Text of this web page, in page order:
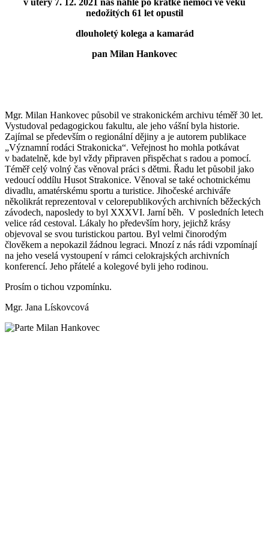
v úterý 7. 12. 2021 nás náhle po krátké nemoci ve věku
nedožitých 61 let opustil
dlouholetý kolega a kamarád
pan Milan Hankovec
Mgr. Milan Hankovec působil ve strakonickém archivu téměř 30 let.
Vystudoval pedagogickou fakultu, ale jeho vášní byla historie.
Zajímal se především o regionální dějiny a je autorem publikace
„Významní rodáci Strakonicka“. Veřejnost ho mohla potkávat
v badatelně, kde byl vždy připraven přispěchat s radou a pomocí.
Téměř celý volný čas věnoval práci s dětmi. Řadu let působil jako
vedoucí oddílu Husot Strakonice. Věnoval se také ochotnickému
divadlu, amatérskému sportu a turistice. Jihočeské archiváře
několikrát reprezentoval v celorepublikových archivních běžeckých
závodech, naposledy to byl XXXVI. Jarní běh. V posledních letech
velice rád cestoval. Lákaly ho především hory, jejichž krásy
objevoval se svou turistickou partou. Byl velmi činorodým
člověkem a nepokazil žádnou legraci. Mnozí z nás rádi vzpomínají
na jeho veselá vystoupení v rámci celokrajských archivních
konferencí. Jeho přátelé a kolegové byli jeho rodinou.
Prosím o tichou vzpomínku.
Mgr. Jana Lískovcová